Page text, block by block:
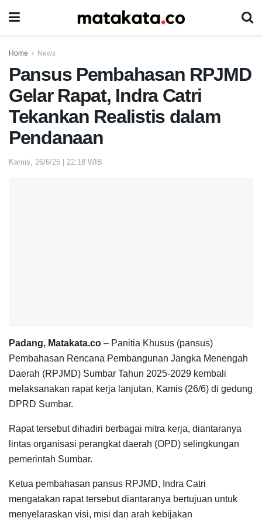
Home News
Pansus Pembahasan RPJMD
Gelar Rapat, Indra Catri
Tekankan Realistis dalam
Pendanaan
Kamis, 26/6/25 | 22:18 WIB
Padang, Matakata.co – Panitia Khusus (pansus)
Pembahasan Rencana Pembangunan Jangka Menengah
Daerah (RPJMD) Sumbar Tahun 2025-2029 kembali
melaksanakan rapat kerja lanjutan, Kamis (26/6) di gedung
DPRD Sumbar.
Rapat tersebut dihadiri berbagai mitra kerja, diantaranya
lintas organisasi perangkat daerah (OPD) selingkungan
pemerintah Sumbar.
Ketua pembahasan pansus RPJMD, Indra Catri
mengatakan rapat tersebut diantaranya bertujuan untuk
menyelaraskan visi, misi dan arah kebijakan